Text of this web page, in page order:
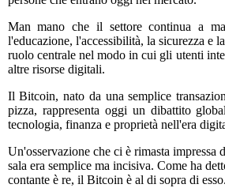
Man mano che il settore continua a
l'educazione, l'accessibilità, la sicurezza e
ruolo centrale nel modo in cui gli utenti
altre risorse digitali.
Il Bitcoin, nato da una semplice
pizza, rappresenta oggi un dibattito
tecnologia, finanza e proprietà nell'era
Un'osservazione che ci è rimasta impressa
sala era semplice ma incisiva. Come ha
contante è re, il Bitcoin è al di sopra di esso.